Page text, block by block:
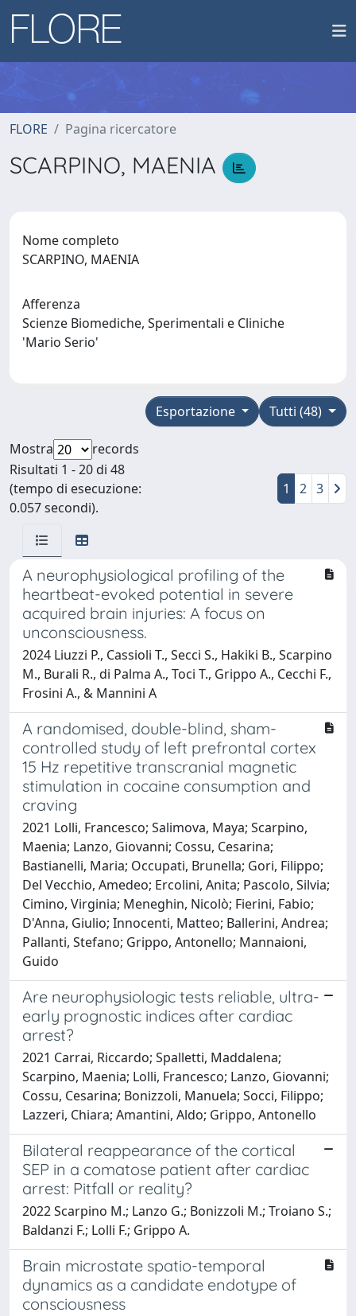
FLORE Pagina ricercatore
SCARPINO, MAENIA
Nome completo
SCARPINO, MAENIA
Afferenza
Scienze Biomediche, Sperimentali e Cliniche
'Mario Serio'
Tutti (48)
Esportazione
Mostra
records
Risultati 1 - 20 di 48
(tempo di esecuzione:
0.057 secondi).
1 2 3
A neurophysiological profiling of the
heartbeat-evoked potential in severe
acquired brain injuries: A focus on
unconsciousness.
2024 Liuzzi P., Cassioli T., Secci S., Hakiki B., Scarpino
M., Burali R., di Palma A., Toci T., Grippo A., Cecchi F.,
Frosini A., & Mannini A
A randomised, double-blind, sham-
controlled study of left prefrontal cortex
15 Hz repetitive transcranial magnetic
stimulation in cocaine consumption and
craving
2021 Lolli, Francesco; Salimova, Maya; Scarpino,
Maenia; Lanzo, Giovanni; Cossu, Cesarina;
Bastianelli, Maria; Occupati, Brunella; Gori, Filippo;
Del Vecchio, Amedeo; Ercolini, Anita; Pascolo, Silvia;
Cimino, Virginia; Meneghin, Nicolò; Fierini, Fabio;
D'Anna, Giulio; Innocenti, Matteo; Ballerini, Andrea;
Pallanti, Stefano; Grippo, Antonello; Mannaioni,
Guido
Are neurophysiologic tests reliable, ultra-
early prognostic indices after cardiac
arrest?
2021 Carrai, Riccardo; Spalletti, Maddalena;
Scarpino, Maenia; Lolli, Francesco; Lanzo, Giovanni;
Cossu, Cesarina; Bonizzoli, Manuela; Socci, Filippo;
Lazzeri, Chiara; Amantini, Aldo; Grippo, Antonello
Bilateral reappearance of the cortical
SEP in a comatose patient after cardiac
arrest: Pitfall or reality?
2022 Scarpino M.; Lanzo G.; Bonizzoli M.; Troiano S.;
Baldanzi F.; Lolli F.; Grippo A.
Brain microstate spatio-temporal
dynamics as a candidate endotype of
consciousness